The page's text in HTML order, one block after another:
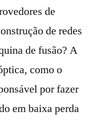
de
de redes
de fusão? A
como o
por fazer
em baixa perda